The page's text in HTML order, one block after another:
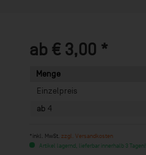
ab € 3,00 *
Menge
Einzelpreis
ab4
*inkl. MwSt.zzgl. Versandkosten
Artikel lagernd, lieferbar innerhalb 3 Tagen!